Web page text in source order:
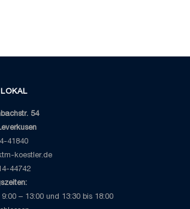
54
41840
koestler.de
44742
– 13:00 und 13:30 bis 18:00